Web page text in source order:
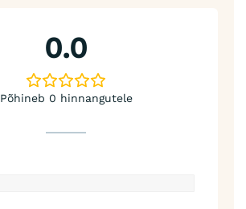
0.0
Põhineb 0 hinnangutele